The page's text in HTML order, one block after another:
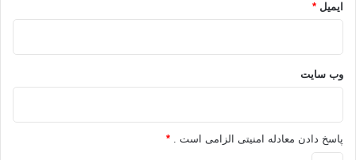
ایمیل *
وب‌ سایت
پاسخ دادن معادله امنیتی الزامی است . *